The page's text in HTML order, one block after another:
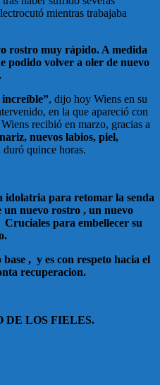
mientras trabajaba
rostro muy rápido. A medida
podido volver a oler de nuevo
increíble”, dijo hoy Wiens en su
en la que apareció con
recibió en marzo, gracias a
nuevos labios, piel,
quince horas.
idolatria para retomar la senda
nuevo rostro , un nuevo
para embellecer su
, y es con respeto hacia el
recuperacion.
DE LOS FIELES.